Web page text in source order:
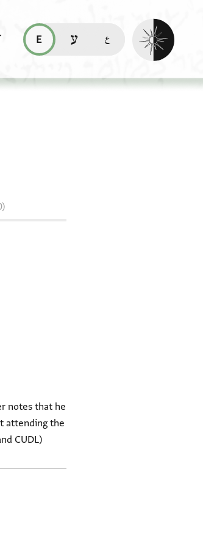
read this page in English (en)
קריאת העמוד ב-עברית (he)
Enable dark
notes that he
attending the
CUDL)